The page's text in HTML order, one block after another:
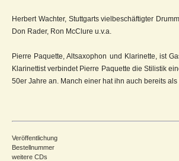
Herbert Wachter, Stuttgarts vielbeschäftigter
Don Rader, Ron McClure u.v.a.
Pierre Paquette, Altsaxophon und Klarinette, ist
Klarinettist verbindet Pierre Paquette die Stilistik
50er Jahre an. Manch einer hat ihn auch bereits
Veröffentlichung
Bestellnummer
weitere CDs